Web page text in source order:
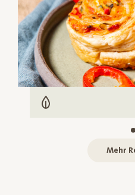
Vegetarisch
Mehr